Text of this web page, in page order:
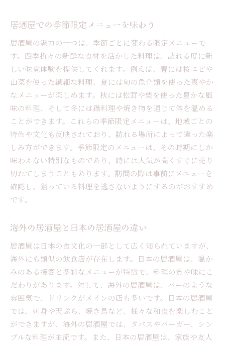
居酒屋での特別な体験を共有する方法
居酒屋の隠れた魅力地元に愛される理由を探る
地元の人々が集まる居心地の良さ
地元食材を使ったこだわりのメニュー
情緒あふれる居酒屋の設計とデザイン
常連客が通い続ける理由
地元の文化を反映した居酒屋の魅力
居酒屋でのコミュニティ形成とその効果
訪問者が知りたい居酒屋でのおすすめメニュー
シーズンごとのおすすめ料理
おすすめの地酒とその楽しみ方
居酒屋での食事をさらに楽しむためのヒント
居酒屋を通じて広がるコミュニケーションの輪
居酒屋での会話を楽しむためのテクニック
友人と絆を深める居酒屋体験
居酒屋での新しい友達との出会い
地域コミュニティの一員としての居酒屋の役割
居酒屋での季節限定メニューを味わう
居酒屋の魅力の一つは、季節ごとに変わる限定メニューで
す。四季折々の新鮮な食材を活かした料理は、訪れる度に新
しい味覚体験を提供してくれます。例えば、春には桜エビや
山菜を使った繊細な料理、夏には旬の魚介類を使った爽やか
なメニューが楽しめます。秋には松茸や栗を使った豊かな風
味の料理、そして冬には鍋料理や焼き物を通じて体を温める
ことができます。これらの季節限定メニューは、地域ごとの
特色や文化も反映されており、訪れる場所によって違った楽
しみ方ができます。季節限定のメニューは、その時期にしか
味わえない特別なものであり、時には人気が高くすぐに売り
切れてしまうこともあります。訪問の際は事前にメニューを
確認し、狙っている料理を逃さないようにするのがおすすめ
です。
海外の居酒屋と日本の居酒屋の違い
居酒屋は日本の食文化の一部として広く知られていますが、
海外にも類似の飲食店が存在します。日本の居酒屋は、温か
みのある接客と多彩なメニューが特徴で、料理の質や味にこ
だわりがあります。対して、海外の居酒屋は、バーのような
雰囲気で、ドリンクがメインの店も多いです。日本の居酒屋
では、刺身や天ぷら、焼き鳥など、様々な和食を楽しむこと
ができますが、海外の居酒屋では、タパスやバーガー、シン
プルな料理が主流です。また、日本の居酒屋は、家族や友人